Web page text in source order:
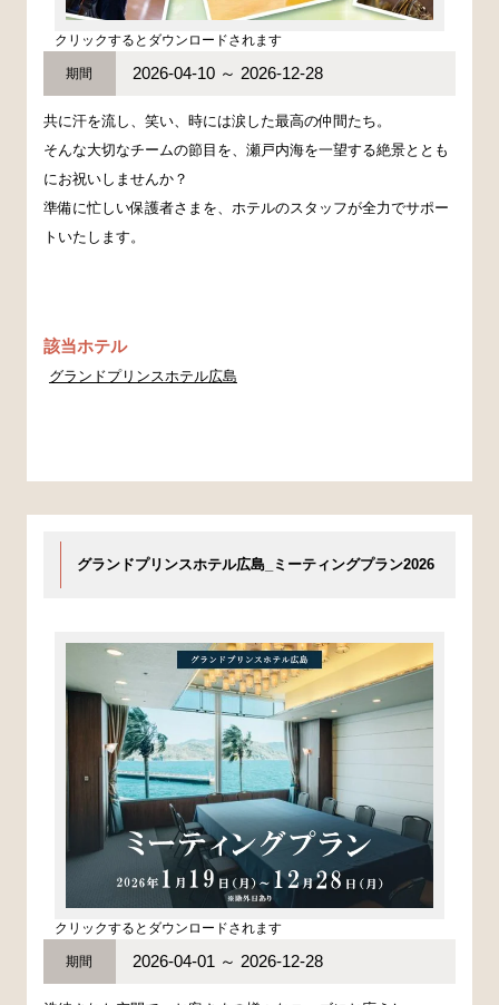
クリックするとダウンロードされます
期間 2026-04-10 ～ 2026-12-28
共に汗を流し、笑い、時には涙した最高の仲間たち。
そんな大切なチームの節目を、瀬戸内海を一望する絶景ととも
にお祝いしませんか？
準備に忙しい保護者さまを、ホテルのスタッフが全力でサポー
トいたします。
該当ホテル
グランドプリンスホテル広島
グランドプリンスホテル広島_ミーティングプラン2026
クリックするとダウンロードされます
期間 2026-04-01 ～ 2026-12-28